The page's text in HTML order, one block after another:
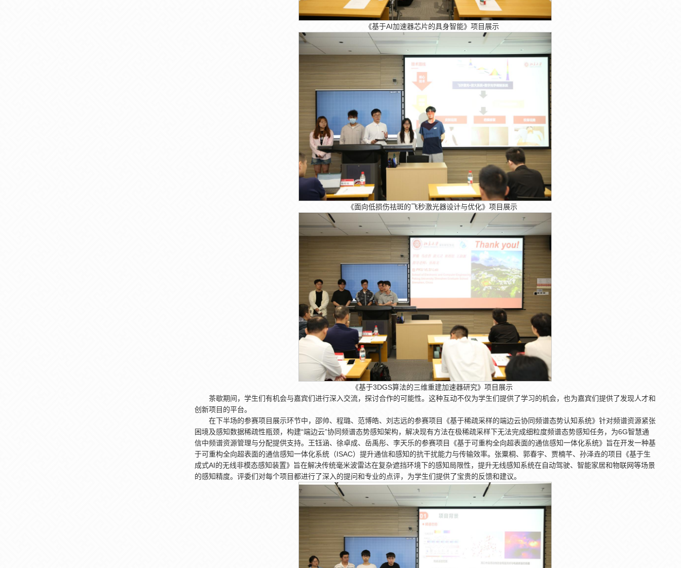
《基于AI加速器芯片的具身智能》项目展示
《面向低损伤祛斑的飞秒激光器设计与优化》项目展示
《基于3DGS算法的三维重建加速器研究》项目展示
茶歇期间，学生们有机会与嘉宾们进行深入交流，探讨合作的可能性。这种互动不仅为学生们提供了学习的机会，也为嘉宾们提供了发现人才和
创新项目的平台。
在下半场的参赛项目展示环节中，邵帅、程璐、范博皓、刘志远的参赛项目《基于稀疏采样的端边云协同频谱态势认知系统》针对频谱资源紧张
困境及感知数据稀疏性瓶颈，构建“端边云”协同频谱态势感知架构，解决现有方法在极稀疏采样下无法完成细粒度频谱态势感知任务，为6G智慧通
信中频谱资源管理与分配提供支持。王钰涵、徐卓成、岳禹彤、李天乐的参赛项目《基于可重构全向超表面的通信感知一体化系统》旨在开发一种基
于可重构全向超表面的通信感知一体化系统（ISAC）提升通信和感知的抗干扰能力与传输效率。张粟桐、郭春宇、贾楠芊、孙泽垚的项目《基于生
成式AI的无线非模态感知装置》旨在解决传统毫米波雷达在复杂遮挡环境下的感知局限性，提升无线感知系统在自动驾驶、智能家居和物联网等场景
的感知精度。评委们对每个项目都进行了深入的提问和专业的点评，为学生们提供了宝贵的反馈和建议。